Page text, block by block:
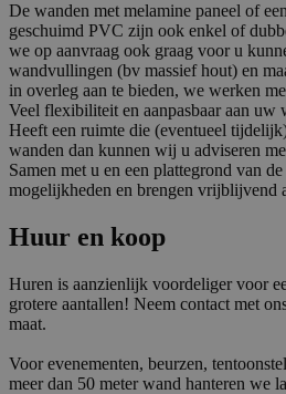
De wanden met melamine paneel of
geschuimd PVC zijn ook enkel of
we op aanvraag ook graag voor u
wandvullingen (bv massief hout) en
in overleg aan te bieden, we werken
Veel flexibiliteit en aanpasbaar aan uw
Heeft een ruimte die (eventueel
wanden dan kunnen wij u adviseren
Samen met u en een plattegrond van
mogelijkheden en brengen vrijblijvend
Huur en koop
Huren is aanzienlijk voordeliger voor
grotere aantallen! Neem contact met
maat.
Voor evenementen, beurzen,
meer dan 50 meter wand hanteren we